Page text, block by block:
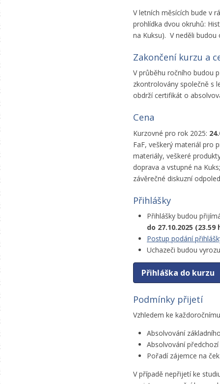
V letních měsících bude v
prohlídka dvou okruhů:
na Kuksu). V neděli budou
Zakončení kurzu a
V průběhu ročního budou
zkontrolovány společně s
obdrží certifikát o
Cena
Kurzovné pro rok 2025:
FaF, veškerý materiál pro
materiály, veškeré
doprava a vstupné na
závěrečné diskuzní
Přihlášky
Přihlášky budou
do 27.10.2025 (23.59
Postup podání
Uchazeči budou
Přihláška do kurzu
Podmínky přijetí
Vzhledem ke
Absolvování
Absolvování
Pořadí zájemce na
V případě nepřijetí ke